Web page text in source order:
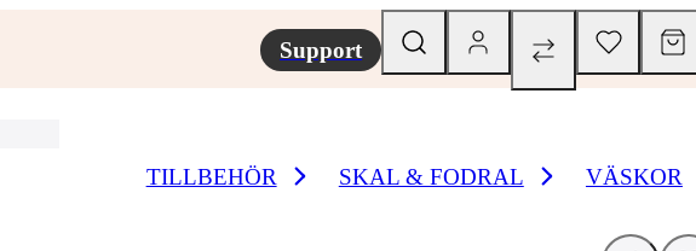
Support
TILLBEHÖR SKAL & FODRAL VÄSKOR